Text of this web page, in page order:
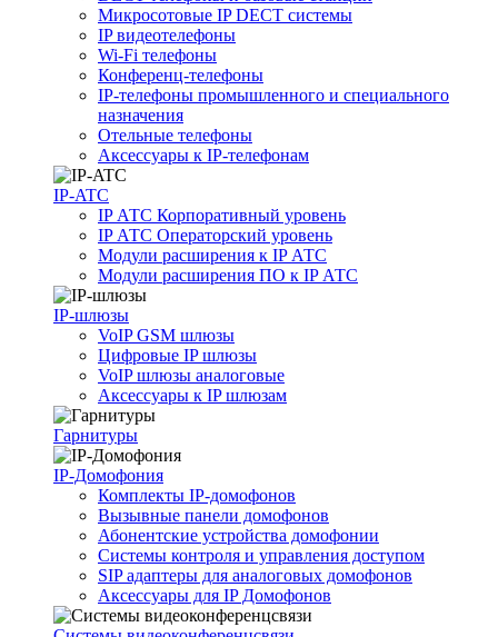
Микросотовые IP DECT системы
IP видеотелефоны
Wi-Fi телефоны
Конференц-телефоны
IP-телефоны промышленного и специального
назначения
Отельные телефоны
Аксессуары к IP-телефонам
IP-ATC
IP АТС Корпоративный уровень
IP АТС Операторский уровень
Модули расширения к IP АТС
Модули расширения ПО к IP АТС
IP-шлюзы
VoIP GSM шлюзы
Цифровые IP шлюзы
VoIP шлюзы аналоговые
Аксессуары к IP шлюзам
Гарнитуры
IP-Домофония
Комплекты IP-домофонов
Вызывные панели домофонов
Абонентские устройства домофонии
Системы контроля и управления доступом
SIP адаптеры для аналоговых домофонов
Аксессуары для IP Домофонов